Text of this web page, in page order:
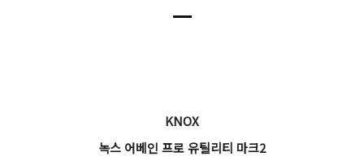
ㅡ
KNOX
녹스 어베인 프로 유틸리티 마크2